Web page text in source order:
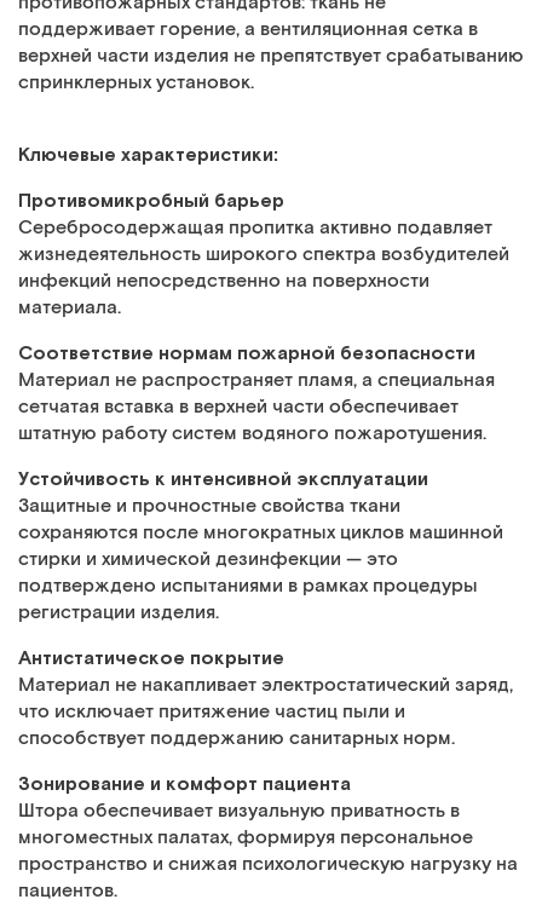
поддерживает горение, а вентиляционная сетка в
верхней части изделия не препятствует срабатыванию
спринклерных установок.
Ключевые характеристики:
Противомикробный барьер
Серебросодержащая пропитка активно подавляет
жизнедеятельность широкого спектра возбудителей
инфекций непосредственно на поверхности
материала.
Соответствие нормам пожарной безопасности
Материал не распространяет пламя, а специальная
сетчатая вставка в верхней части обеспечивает
штатную работу систем водяного пожаротушения.
Устойчивость к интенсивной эксплуатации
Защитные и прочностные свойства ткани
сохраняются после многократных циклов машинной
стирки и химической дезинфекции — это
подтверждено испытаниями в рамках процедуры
регистрации изделия.
Антистатическое покрытие
Материал не накапливает электростатический заряд,
что исключает притяжение частиц пыли и
способствует поддержанию санитарных норм.
Зонирование и комфорт пациента
Штора обеспечивает визуальную приватность в
многоместных палатах, формируя персональное
пространство и снижая психологическую нагрузку на
пациентов.